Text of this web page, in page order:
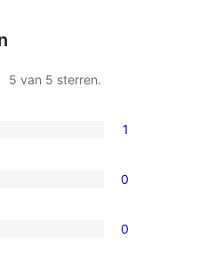
5 van 5 sterren.
1
0
0